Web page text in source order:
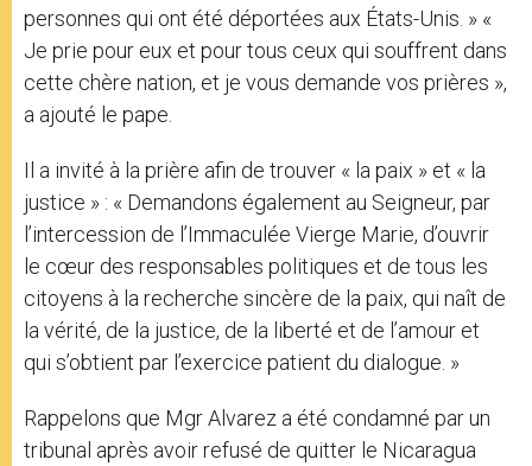
personnes qui ont été déportées aux États-Unis. » «
Je prie pour eux et pour tous ceux qui souffrent dans
cette chère nation, et je vous demande vos prières »,
a ajouté le pape.
Il a invité à la prière afin de trouver « la paix » et « la
justice » : « Demandons également au Seigneur, par
l’intercession de l’Immaculée Vierge Marie, d’ouvrir
le cœur des responsables politiques et de tous les
citoyens à la recherche sincère de la paix, qui naît de
la vérité, de la justice, de la liberté et de l’amour et
qui s’obtient par l’exercice patient du dialogue. »
Rappelons que Mgr Alvarez a été condamné par un
tribunal après avoir refusé de quitter le Nicaragua